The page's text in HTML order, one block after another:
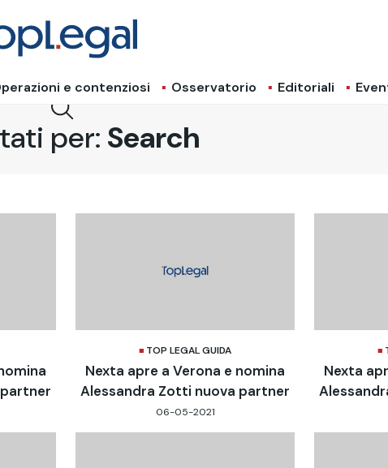
e contenziosi Osservatorio Editoriali
per: Search
TOP LEGAL GUIDA
Nexta apre a Verona e nomina
Alessandra Zotti nuova partner
06-05-2021
Nexta